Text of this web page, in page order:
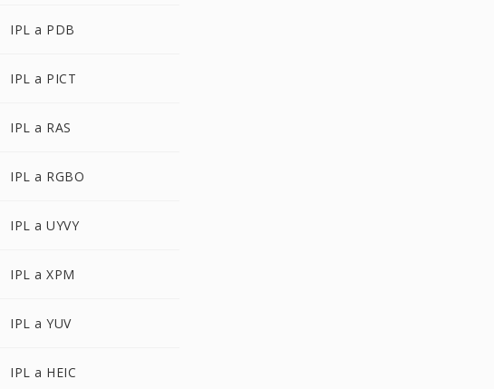
IPL a PDB
IPL a PICT
IPL a RAS
IPL a RGBO
IPL a UYVY
IPL a XPM
IPL a YUV
IPL a HEIC